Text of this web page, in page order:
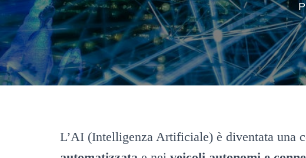
L’AI (Intelligenza Artificiale) è diventata una